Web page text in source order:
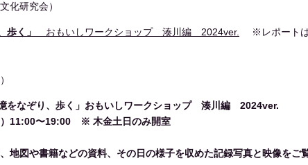
化研究会）
歩く」 おもいしワークショップ 湊川編 2024ver. ※レポート
をなぞり、歩く」おもいしワークショップ 湊川編 2024ver.
）11:00〜19:00 ※ 木金土日のみ開室
地図や書籍などの資料、その日の様子を収めた記録写真と映像をご